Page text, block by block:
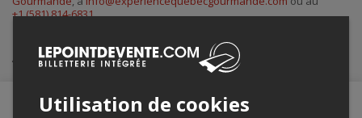
+1 (581) 814-6831.
Achat de billets
Utilisation de cookies